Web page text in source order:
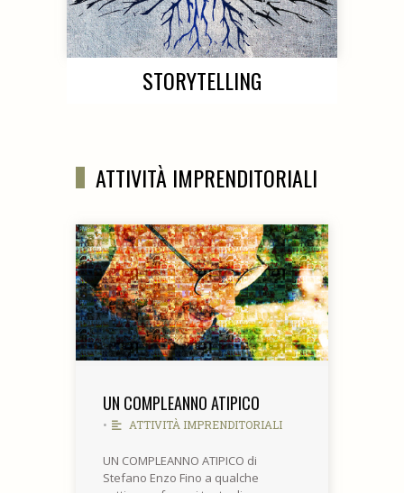
STORYTELLING
ATTIVITÀ IMPRENDITORIALI
UN COMPLEANNO ATIPICO
• ATTIVITÀ IMPRENDITORIALI
UN COMPLEANNO ATIPICO di
Stefano Enzo Fino a qualche